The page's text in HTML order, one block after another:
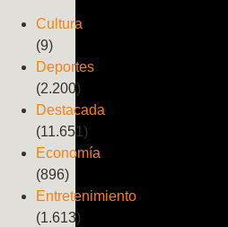
Cultura
(9)
Deportes
(2.200)
Destacada
(11.651)
Economía
(896)
Entretenimiento
(1.613)